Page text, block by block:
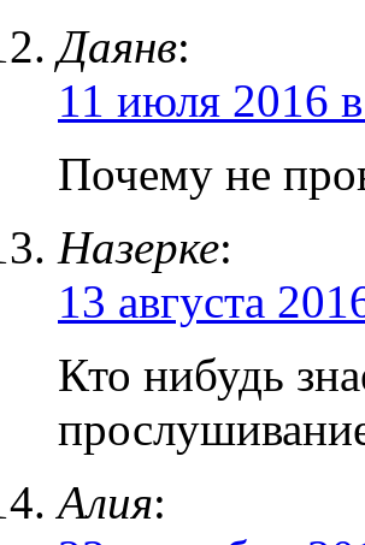
Даянв:
11 июля 2016
Почему не
Назерке:
13 августа
Кто нибудь
Алия: